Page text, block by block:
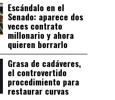
Escándalo en el
Senado: aparece dos
veces contrato
millonario y ahora
quieren borrarlo
Grasa de cadáveres,
el controvertido
procedimiento para
restaurar curvas